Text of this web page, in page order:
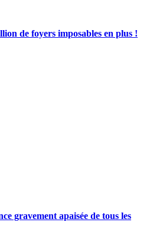
de foyers imposables en plus !
gravement apaisée de tous les